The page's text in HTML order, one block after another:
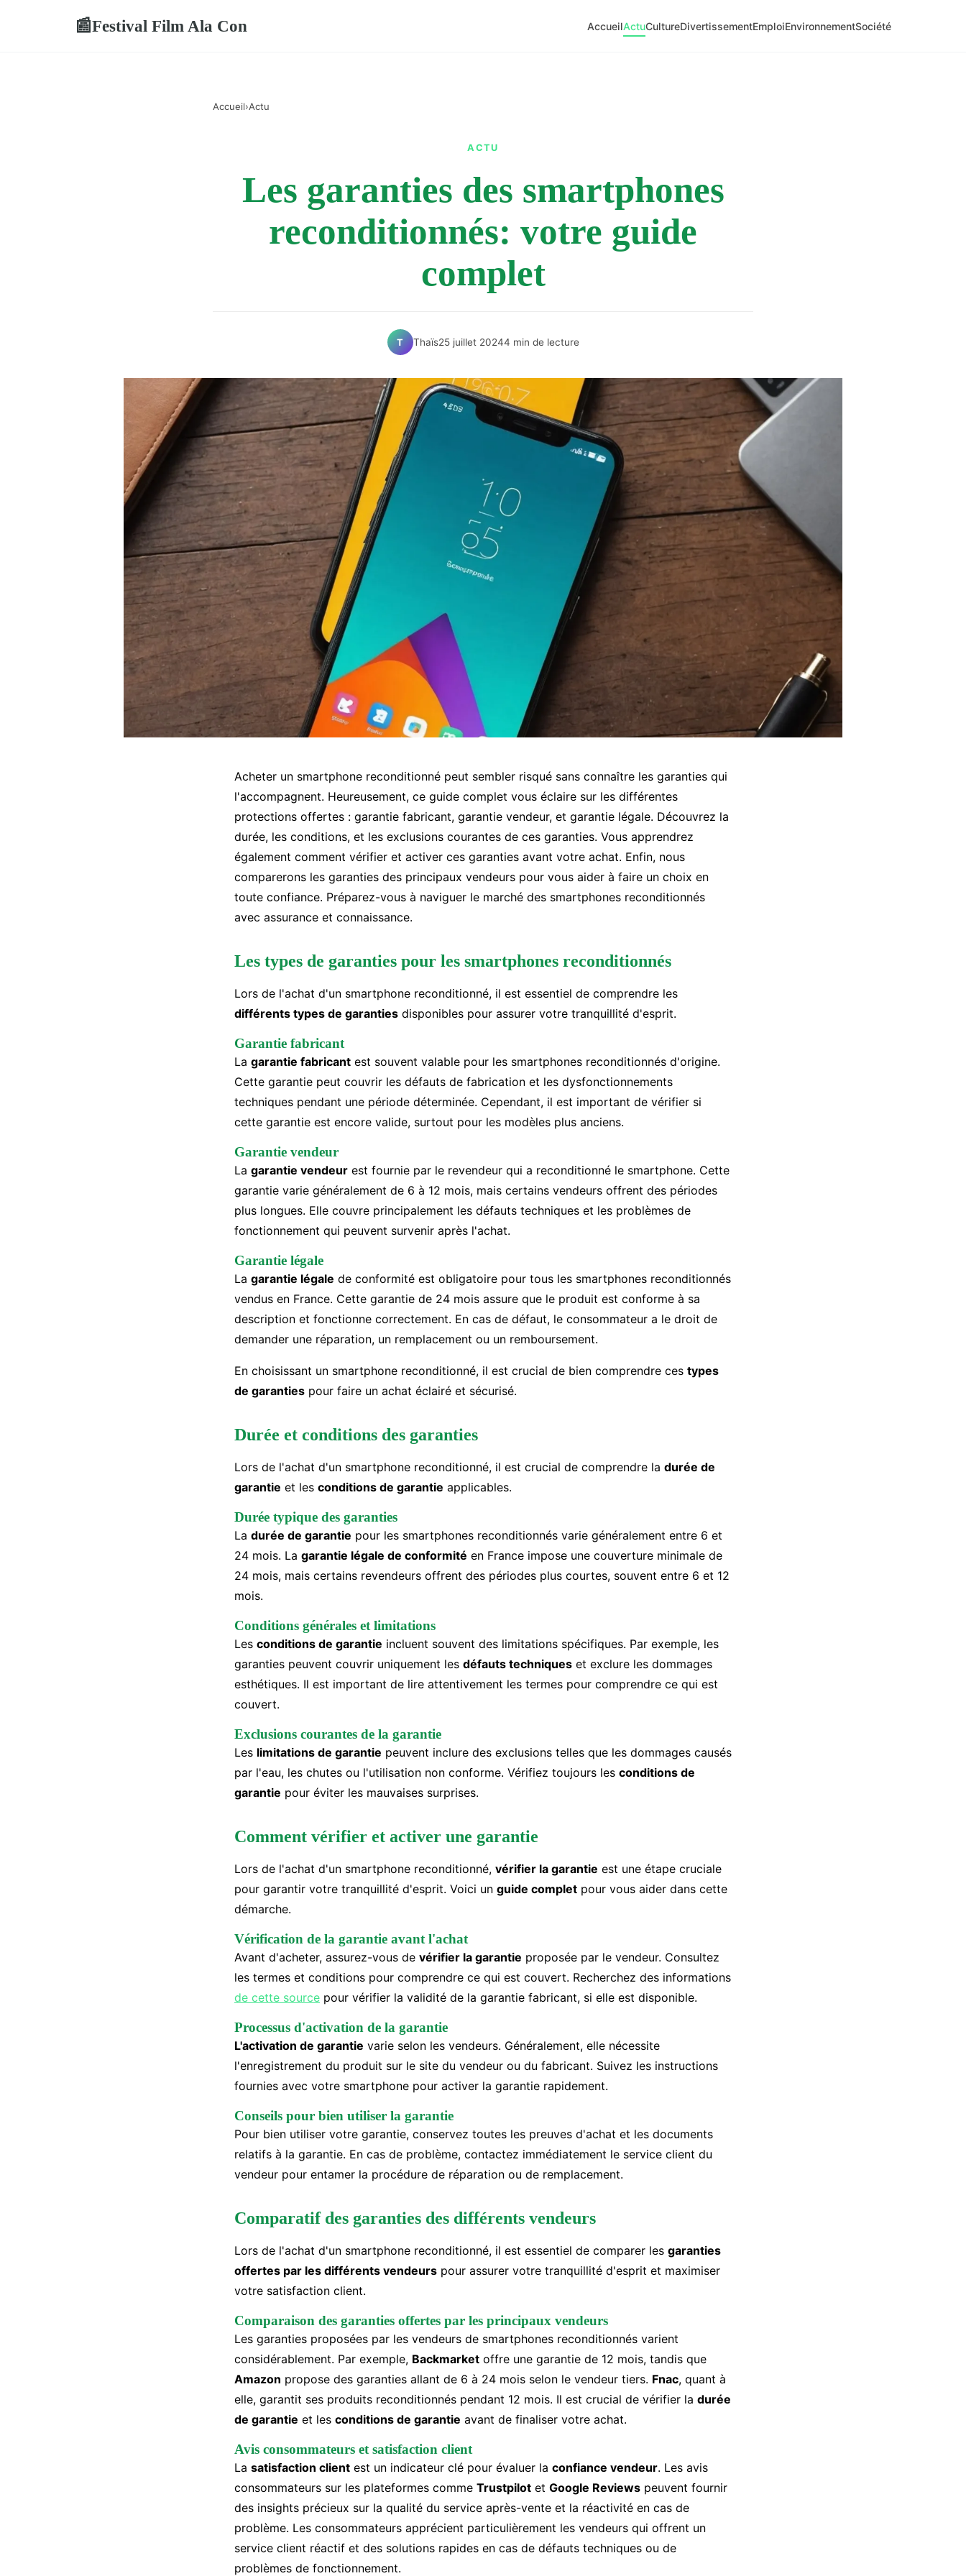
📰Festival Film Ala Con AccueilActuCultureDivertissementEmploiEnvironnementSociété
Accueil›Actu
ACTU
Les garanties des smartphones
reconditionnés: votre guide
complet
T Thaïs25 juillet 20244 min de lecture
Acheter un smartphone reconditionné peut sembler risqué sans connaître les garanties qui
l'accompagnent. Heureusement, ce guide complet vous éclaire sur les différentes
protections offertes : garantie fabricant, garantie vendeur, et garantie légale. Découvrez la
durée, les conditions, et les exclusions courantes de ces garanties. Vous apprendrez
également comment vérifier et activer ces garanties avant votre achat. Enfin, nous
comparerons les garanties des principaux vendeurs pour vous aider à faire un choix en
toute confiance. Préparez-vous à naviguer le marché des smartphones reconditionnés
avec assurance et connaissance.
Les types de garanties pour les smartphones reconditionnés
Lors de l'achat d'un smartphone reconditionné, il est essentiel de comprendre les
différents types de garanties disponibles pour assurer votre tranquillité d'esprit.
Garantie fabricant
La garantie fabricant est souvent valable pour les smartphones reconditionnés d'origine.
Cette garantie peut couvrir les défauts de fabrication et les dysfonctionnements
techniques pendant une période déterminée. Cependant, il est important de vérifier si
cette garantie est encore valide, surtout pour les modèles plus anciens.
Garantie vendeur
La garantie vendeur est fournie par le revendeur qui a reconditionné le smartphone. Cette
garantie varie généralement de 6 à 12 mois, mais certains vendeurs offrent des périodes
plus longues. Elle couvre principalement les défauts techniques et les problèmes de
fonctionnement qui peuvent survenir après l'achat.
Garantie légale
La garantie légale de conformité est obligatoire pour tous les smartphones reconditionnés
vendus en France. Cette garantie de 24 mois assure que le produit est conforme à sa
description et fonctionne correctement. En cas de défaut, le consommateur a le droit de
demander une réparation, un remplacement ou un remboursement.
En choisissant un smartphone reconditionné, il est crucial de bien comprendre ces types
de garanties pour faire un achat éclairé et sécurisé.
Durée et conditions des garanties
Lors de l'achat d'un smartphone reconditionné, il est crucial de comprendre la durée de
garantie et les conditions de garantie applicables.
Durée typique des garanties
La durée de garantie pour les smartphones reconditionnés varie généralement entre 6 et
24 mois. La garantie légale de conformité en France impose une couverture minimale de
24 mois, mais certains revendeurs offrent des périodes plus courtes, souvent entre 6 et 12
mois.
Conditions générales et limitations
Les conditions de garantie incluent souvent des limitations spécifiques. Par exemple, les
garanties peuvent couvrir uniquement les défauts techniques et exclure les dommages
esthétiques. Il est important de lire attentivement les termes pour comprendre ce qui est
couvert.
Exclusions courantes de la garantie
Les limitations de garantie peuvent inclure des exclusions telles que les dommages causés
par l'eau, les chutes ou l'utilisation non conforme. Vérifiez toujours les conditions de
garantie pour éviter les mauvaises surprises.
Comment vérifier et activer une garantie
Lors de l'achat d'un smartphone reconditionné, vérifier la garantie est une étape cruciale
pour garantir votre tranquillité d'esprit. Voici un guide complet pour vous aider dans cette
démarche.
Vérification de la garantie avant l'achat
Avant d'acheter, assurez-vous de vérifier la garantie proposée par le vendeur. Consultez
les termes et conditions pour comprendre ce qui est couvert. Recherchez des informations
de cette source pour vérifier la validité de la garantie fabricant, si elle est disponible.
Processus d'activation de la garantie
L'activation de garantie varie selon les vendeurs. Généralement, elle nécessite
l'enregistrement du produit sur le site du vendeur ou du fabricant. Suivez les instructions
fournies avec votre smartphone pour activer la garantie rapidement.
Conseils pour bien utiliser la garantie
Pour bien utiliser votre garantie, conservez toutes les preuves d'achat et les documents
relatifs à la garantie. En cas de problème, contactez immédiatement le service client du
vendeur pour entamer la procédure de réparation ou de remplacement.
Comparatif des garanties des différents vendeurs
Lors de l'achat d'un smartphone reconditionné, il est essentiel de comparer les garanties
offertes par les différents vendeurs pour assurer votre tranquillité d'esprit et maximiser
votre satisfaction client.
Comparaison des garanties offertes par les principaux vendeurs
Les garanties proposées par les vendeurs de smartphones reconditionnés varient
considérablement. Par exemple, Backmarket offre une garantie de 12 mois, tandis que
Amazon propose des garanties allant de 6 à 24 mois selon le vendeur tiers. Fnac, quant à
elle, garantit ses produits reconditionnés pendant 12 mois. Il est crucial de vérifier la durée
de garantie et les conditions de garantie avant de finaliser votre achat.
Avis consommateurs et satisfaction client
La satisfaction client est un indicateur clé pour évaluer la confiance vendeur. Les avis
consommateurs sur les plateformes comme Trustpilot et Google Reviews peuvent fournir
des insights précieux sur la qualité du service après-vente et la réactivité en cas de
problème. Les consommateurs apprécient particulièrement les vendeurs qui offrent un
service client réactif et des solutions rapides en cas de défauts techniques ou de
problèmes de fonctionnement.